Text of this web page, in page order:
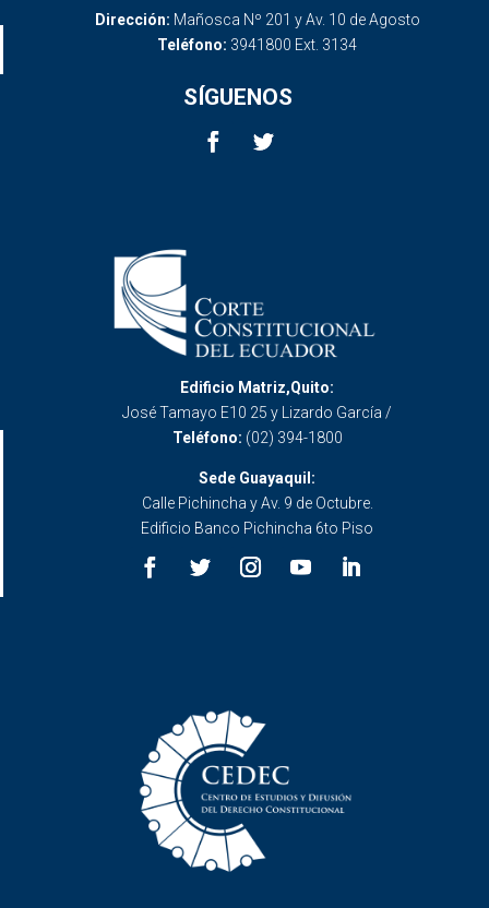
Dirección: Mañosca Nº 201 y Av. 10 de Agosto
Teléfono: 3941800 Ext. 3134
SÍGUENOS
Edificio Matriz,Quito:
José Tamayo E10 25 y Lizardo García /
Teléfono: (02) 394-1800
Sede Guayaquil:
Calle Pichincha y Av. 9 de Octubre.
Edificio Banco Pichincha 6to Piso